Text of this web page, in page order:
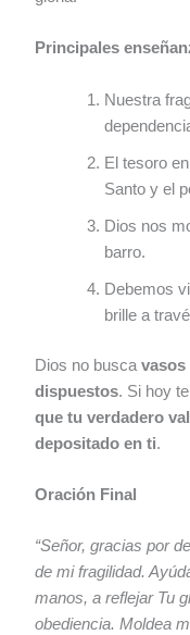
Principales
Nuestra
El tesoro
Santo y el
Dios nos
barro.
Debemos
brille a
Dios no buscavasos
dispuestos. Si hoy
que tu verdadero
depositado en ti.
Oración Final
“Señor, gracias por
de mi fragilidad.
manos, a reflejar Tu
obediencia. Moldea